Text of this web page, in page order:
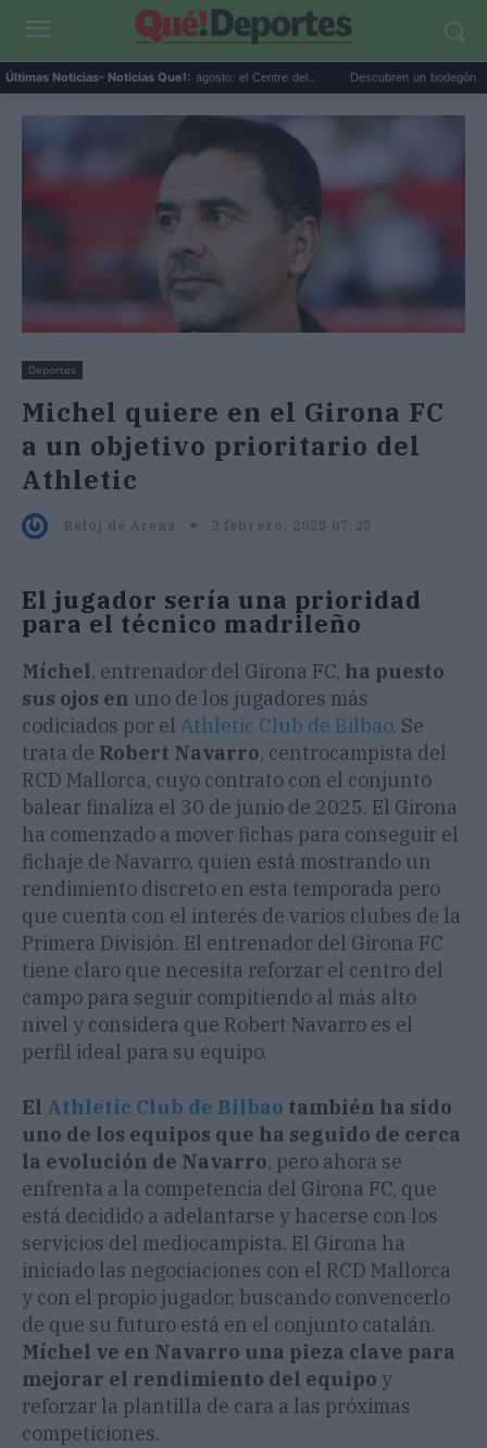
Últimas Noticias- Noticias Que!:
gratis en Valencia en agosto: el Centre del... Descubren un bodegón de Clara
Deportes
Michel quiere en el Girona FC
a un objetivo prioritario del
Athletic
Reloj de Arena 2 febrero, 2025 07:25
El jugador sería una prioridad
para el técnico madrileño
Míchel, entrenador del Girona FC, ha puesto
sus ojos en uno de los jugadores más
codiciados por el Athletic Club de Bilbao. Se
trata de Robert Navarro, centrocampista del
RCD Mallorca, cuyo contrato con el conjunto
balear finaliza el 30 de junio de 2025. El Girona
ha comenzado a mover fichas para conseguir el
fichaje de Navarro, quien está mostrando un
rendimiento discreto en esta temporada pero
que cuenta con el interés de varios clubes de la
Primera División. El entrenador del Girona FC
tiene claro que necesita reforzar el centro del
campo para seguir compitiendo al más alto
nivel y considera que Robert Navarro es el
perfil ideal para su equipo.
El Athletic Club de Bilbao también ha sido
uno de los equipos que ha seguido de cerca
la evolución de Navarro, pero ahora se
enfrenta a la competencia del Girona FC, que
está decidido a adelantarse y hacerse con los
servicios del mediocampista. El Girona ha
iniciado las negociaciones con el RCD Mallorca
y con el propio jugador, buscando convencerlo
de que su futuro está en el conjunto catalán.
Míchel ve en Navarro una pieza clave para
mejorar el rendimiento del equipo y
reforzar la plantilla de cara a las próximas
competiciones.